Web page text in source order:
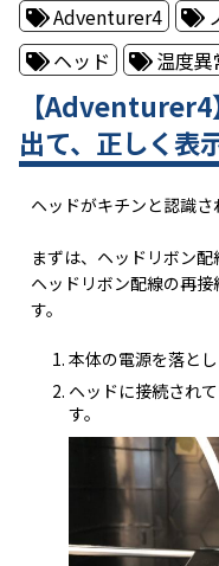
Adventurer4
ヘッド
温度異
【
出て、正しく表
ヘッドがキチンと認識さ
まずは、ヘッドリボン配
ヘッドリボン配線の再
す。
本体の電源を落とし
ヘッドに接続され
す。